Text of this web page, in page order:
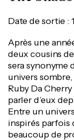
Date de sortie :
Après une
deux cousins
sera synonyme
univers
Ruby Da
parler d’eux
Entre un
inspirés parfois
beaucoup de